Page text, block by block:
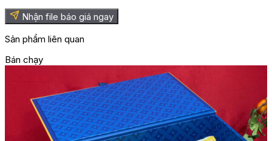
=> Xem thêm:Các mẫu giỏ quà Tết
Nhận file báo giá ngay
Sản phẩm liên quan
Bán chạy